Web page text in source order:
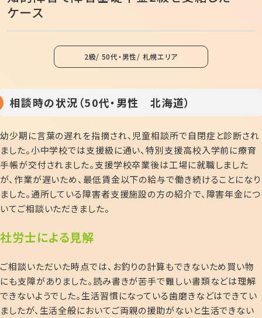
ケース
2級 50代・男性 札幌エリア
相談時の状況（50代・男性 北海道）
幼少期に言葉の遅れを指摘され、児童相談所で自閉症と診断され
ました。小中学校では支援級に通い、特別支援高校入学前に療育
手帳が交付されました。支援学校卒業後は工場に就職しました
が、作業が遅いため、最低賃金以下の給与で働き続けることになり
ました。通所している障害者支援施設の方の紹介で、障害年金につ
いてご相談いただきました。
社労士による見解
ご相談いただいた時点では、お釣りの計算もできないため買い物
にも支障がありました。読み書きが苦手で難しい書類などは理解
できないようでした。生活習慣になっている歯磨きなどはできてい
ましたが、生活全般においてご両親の援助がないと生活できない